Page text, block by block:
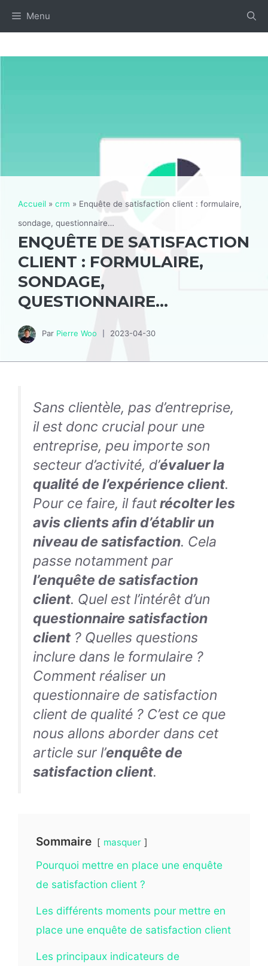
Aller Menu
Accueil » crm » Enquête de satisfaction client : formulaire,
sondage, questionnaire…
ENQUÊTE DE SATISFACTION
CLIENT : FORMULAIRE,
SONDAGE,
QUESTIONNAIRE…
Par Pierre Woo 2023-04-30
Sans clientèle, pas d’entreprise,
il est donc crucial pour une
entreprise, peu importe son
secteur d’activité, d’évaluer la
qualité de l’expérience client.
Pour ce faire, il fautrécolter les
avis clients afin d’établir un
niveau de satisfaction. Cela
passe notamment par
l’enquête de satisfaction
client. Quel est l’intérêt d’un
questionnaire satisfaction
client ? Quelles questions
inclure dans le formulaire ?
Comment réaliser un
questionnaire de satisfaction
client de qualité ? C’est ce que
nous allons aborder dans cet
article sur l’enquête de
satisfaction client.
Sommaire masquer
Pourquoi mettre en place une enquête
de satisfaction client ?
Les différents moments pour mettre en
place une enquête de satisfaction client
Les principaux indicateurs de